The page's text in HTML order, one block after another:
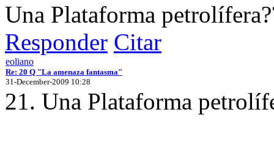
Una Plataforma
Responder Citar
eoliano
Re: 20 Q "La amenaza fantasma"
31-December-2009 10:28
21. Una Plataforma